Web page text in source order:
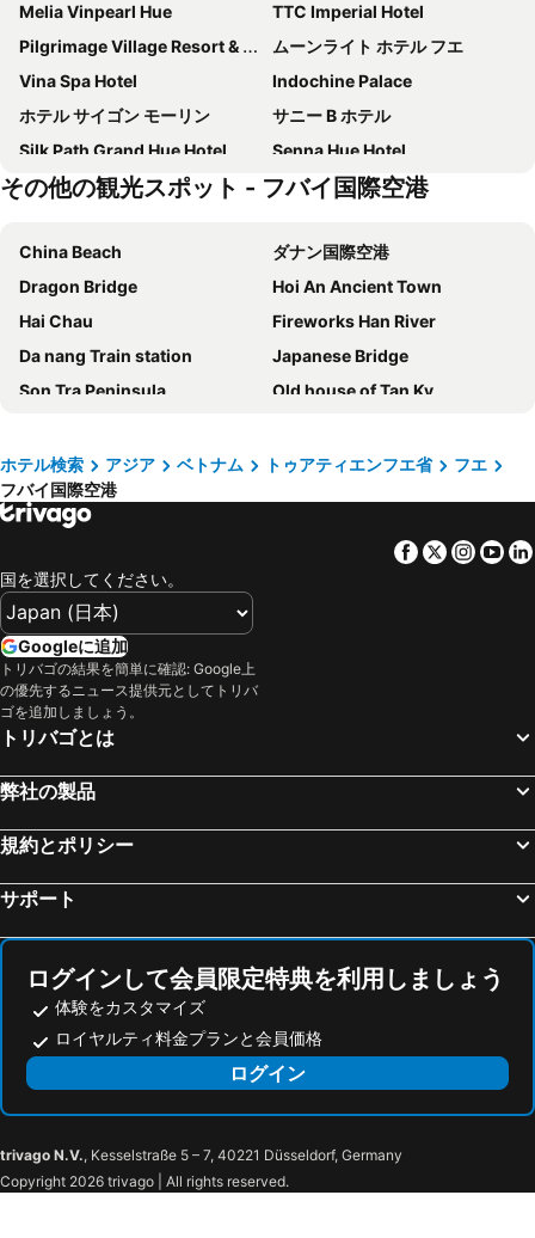
Melia Vinpearl Hue
TTC Imperial Hotel
Pilgrimage Village Resort & Spa
ムーンライト ホテル フエ
Vina Spa Hotel
Indochine Palace
ホテル サイゴン モーリン
サニー B ホテル
Silk Path Grand Hue Hotel
Senna Hue Hotel
フエ フォー シーズンズ ホテル
ロマンス ホテル
Jade Scene Hotel
Muong Thanh Holiday Hue Hotel
センチュリー リバーサイド ホテル フエ
White Lotus Hue Hotel
チェリッシュ ホテル
Gardenia Hue Hotel
Moonlight Boutique Hotel
Hotel La Perle Hue
Lumiere Boutique Vỹ Dạ
Thanh Lich Royal Boutique
パークビュー ホテル
DRAGON HUE HOTEL
Baly Hotel
Thanh Lich Hue Hotel
オーキッド ホテル
Teky House 2
My An Onsen Spa Resort
Hue Serene Palace Hotel
Nice Hue Hotel
Jade Hotel
トゥイ ドゥオン ホテル
ÊMM Hotel Hue
Purple Hue Central Hub
タイ ビン ホテル 2
Adory Homestay Huế
ヴィラ フエ
Bliss Homestay Huế
アルバ スパ ホテル
Hong Thang Hotel
Nam Phương Riverside Villa
The Charm Boutique Hotel in Hue
アミーゴ ホテル
Thanh An 2 Guesthouse
DMZ ホテル
SEA HOMESTAY
Nhật Linh Homestay
ビン ドゥオン 2 ホテル
QUANG'S nhà nghỉ
その他の観光スポット - フバイ国際空港
China Beach
ダナン国際空港
Dragon Bridge
Hoi An Ancient Town
Hai Chau
Fireworks Han River
Da nang Train station
Japanese Bridge
Son Tra Peninsula
Old house of Tan Ky
Lady Buddha
Hue Station
Sun Wheel
Trang Tien Bridge
Thuan An Beach
Dong Ba Market
Chan May Port
Gieng Vua Ly Son
ホテル検索 アジア ベトナム トゥアティエンフエ省
フエ
フバイ国際空港
Facebook
Twitter
国を選択してください。
Googleに追加
トリバゴの結果を簡単に確認: Google上
の優先するニュース提供元としてトリバ
ゴを追加しましょう。
トリバゴとは
弊社の製品
規約とポリシー
サポート
ログインして会員限定特典を利用しましょう
体験をカスタマイズ
ロイヤルティ料金プランと会員価格
ログイン
trivago N.V., Kesselstraße 5 – 7, 40221 Düsseldorf, Germany
Copyright 2026 trivago | All rights reserved.